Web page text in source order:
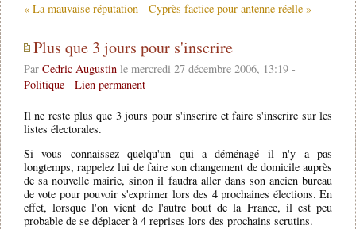
« La mauvaise réputation - Cyprès factice pour antenne réelle »
Plus que 3 jours pour s'inscrire
Par Cedric Augustinle mercredi 27 décembre 2006, 13:19 -
Politique- Lien permanent
Il ne reste plus que 3 jours pour s'inscrire et faire s'inscrire sur les
listes électorales.
Si vous connaissez quelqu'un qui a déménagé il n'y a pas
longtemps, rappelez lui de faire son changement de domicile auprès
de sa nouvelle mairie, sinon il faudra aller dans son ancien bureau
de vote pour pouvoir s'exprimer lors des 4 prochaines élections. En
effet, lorsque l'on vient de l'autre bout de la France, il est peu
probable de se déplacer à 4 reprises lors des prochains scrutins.